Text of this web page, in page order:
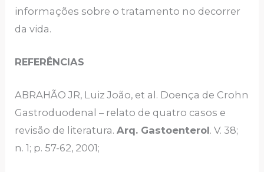
informações sobre o tratamento no decorrer
da vida.
REFERÊNCIAS
ABRAHÃO JR, Luiz João, et al. Doença de Crohn
Gastroduodenal – relato de quatro casos e
revisão de literatura.Arq. Gastoenterol. V. 38;
n. 1; p. 57-62, 2001;